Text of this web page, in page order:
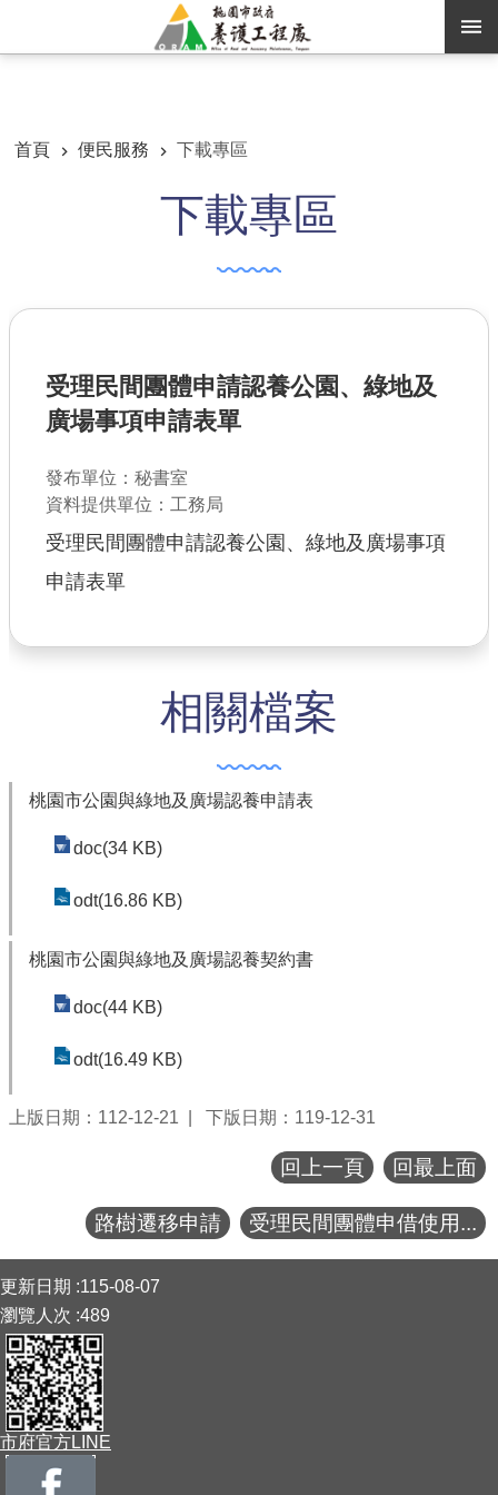
進階搜尋
便民服務
資訊公開
路燈
公共工程
回首頁
網站安全政策
政府網站資料開放宣告
首頁
便民服務 下載專區
下載專區
受理民間團體申請認養公園、綠地及
廣場事項申請表單
發布單位：秘書室
資料提供單位：工務局
受理民間團體申請認養公園、綠地及廣場事項
申請表單
相關檔案
桃園市公園與綠地及廣場認養申請表
doc(34 KB)
odt(16.86 KB)
桃園市公園與綠地及廣場認養契約書
doc(44 KB)
odt(16.49 KB)
上版日期：112-12-21 下版日期：119-12-31
回上一頁 回最上面
路樹遷移申請 受理民間團體申借使用...
更新日期
115-08-07
瀏覽人次 489
市府官方LINE